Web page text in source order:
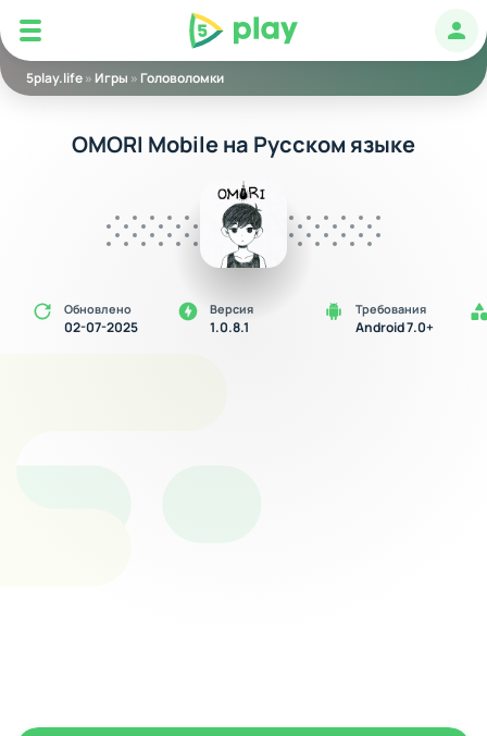
5play
5play.life» Игры » Головоломки
OMORI Mobile на Русском языке
Обновлено
02-07-2025
Версия
1.0.8.1
Требования
Android 7.0+